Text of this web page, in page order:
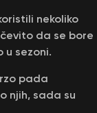
nekoliko
da se bore
sezoni.
pada
njih, sada su